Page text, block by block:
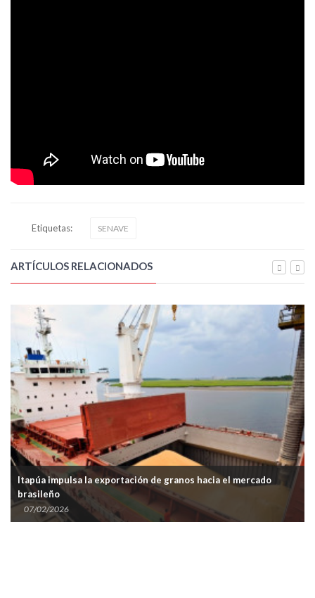
Etiquetas: SENAVE
ARTÍCULOS RELACIONADOS
hacia el mercado
Importaciones frutihortícolas
supervisión de la SENAVE
06/02/2026